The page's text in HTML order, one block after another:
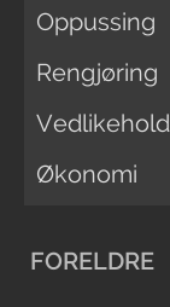
Oppussing
Rengjøring
Vedlikehold
Økonomi
FORELDRE